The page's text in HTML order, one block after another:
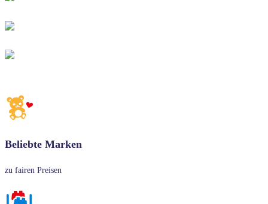
Beliebte Marken
zu fairen Preisen